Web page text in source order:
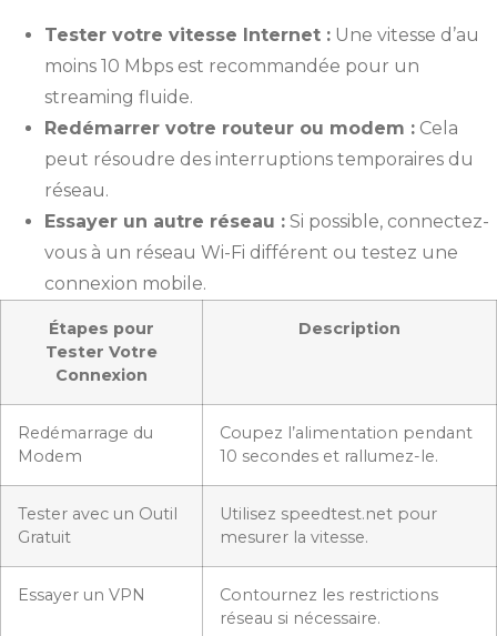
Tester votre vitesse Internet : Une vitesse d’au
moins 10 Mbps est recommandée pour un
streaming fluide.
Redémarrer votre routeur ou modem : Cela
peut résoudre des interruptions temporaires du
réseau.
Essayer un autre réseau : Si possible, connectez-
vous à un réseau Wi-Fi différent ou testez une
connexion mobile.
Étapes pour
Tester Votre
Connexion
Description
Redémarrage du
Modem
Coupez l’alimentation pendant
10 secondes et rallumez-le.
Tester avec un Outil
Gratuit
Utilisez speedtest.net pour
mesurer la vitesse.
Essayer un VPN
Contournez les restrictions
réseau si nécessaire.